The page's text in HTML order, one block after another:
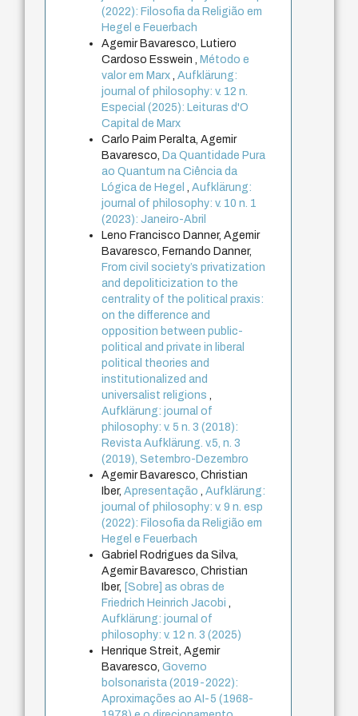
(2022): Filosofia da Religião em
Hegel e Feuerbach
Agemir Bavaresco, Lutiero
Cardoso Esswein ,Método e
valor em Marx ,Aufklärung:
journal of philosophy: v. 12 n.
Especial (2025): Leituras d'O
Capital de Marx
Carlo Paim Peralta, Agemir
Bavaresco,Da Quantidade Pura
ao Quantum na Ciência da
Lógica de Hegel
,Aufklärung:
journal of philosophy: v. 10 n. 1
(2023): Janeiro-Abril
Leno Francisco Danner, Agemir
Bavaresco, Fernando Danner,
From civil society’s privatization
and depoliticization to the
centrality of the political praxis:
on the difference and
opposition between public-
political and private in liberal
political theories and
institutionalized and
universalist religions
Aufklärung: journal of
philosophy: v. 5 n. 3 (2018):
Revista Aufklärung. v.5, n. 3
(2019), Setembro-Dezembro
Agemir Bavaresco, Christian
Iber,Apresentação ,Aufklärung:
journal of philosophy: v. 9 n. esp
(2022): Filosofia da Religião em
Hegel e Feuerbach
Gabriel Rodrigues da Silva,
Agemir Bavaresco, Christian
Iber, [Sobre] as obras de
Friedrich Heinrich Jacobi
Aufklärung: journal of
philosophy: v. 12 n. 3 (2025)
Henrique Streit, Agemir
Bavaresco,Governo
bolsonarista (2019-2022):
Aproximações ao AI-5 (1968-